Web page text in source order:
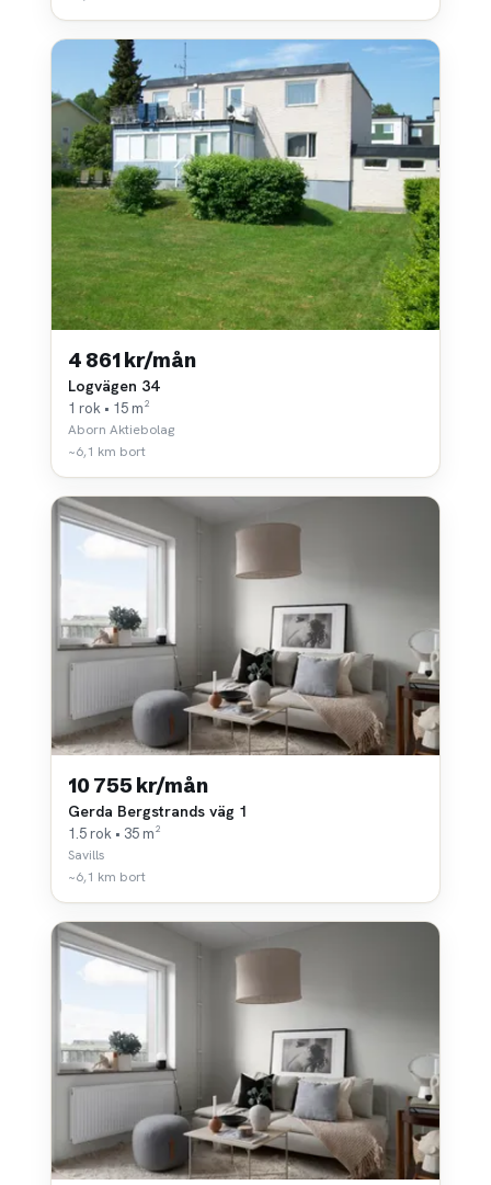
4 861 kr/mån
Logvägen 34
1 rok • 15 m²
Aborn Aktiebolag
~6,1 km bort
10 755 kr/mån
Gerda Bergstrands väg 1
1.5 rok • 35 m²
Savills
~6,1 km bort